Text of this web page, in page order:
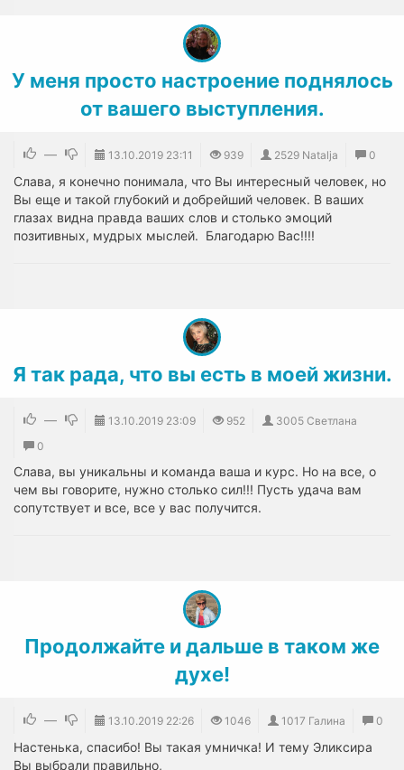
У меня просто настроение поднялось
от вашего выступления.
— 13.10.2019 23:11 939 2529 Natalja 0
Слава, я конечно понимала, что Вы интересный человек, но
Вы еще и такой глубокий и добрейший человек. В ваших
глазах видна правда ваших слов и столько эмоций
позитивных, мудрых мыслей. Благодарю Вас!!!!
Я так рада, что вы есть в моей жизни.
— 13.10.2019 23:09 952
3005 Светлана
0
Слава, вы уникальны и команда ваша и курс. Но на все, о
чем вы говорите, нужно столько сил!!! Пусть удача вам
сопутствует и все, все у вас получится.
Продолжайте и дальше в таком же
духе!
— 13.10.2019 22:26 1046 1017 Галина 0
Настенька, спасибо! Вы такая умничка! И тему Эликсира
Вы выбрали правильно,